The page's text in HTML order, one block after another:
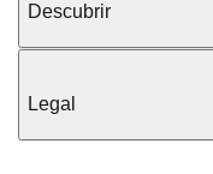
Descubrir
Legal